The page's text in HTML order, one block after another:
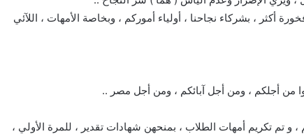
أكثر ، بشركاء نجاحنا ، أولياء أموركم ، وبخاصة الأمهات ، اللآئي
من أجلكم ، ومن أجل آبائكم ، ومن أجل مصر ..
و تم تكريم أمهات الطلاب ، بمنحهن شهادات تقدير ، للمرة الأولي ،